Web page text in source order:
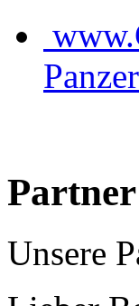
Partner
Unsere